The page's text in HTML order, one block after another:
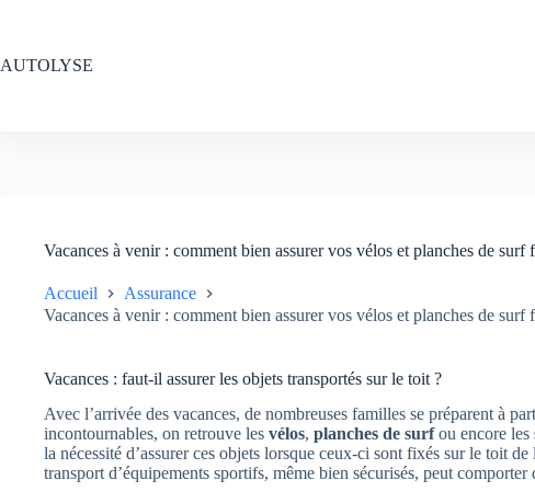
AUTOLYSE
Vacances à venir : comment bien assurer vos vélos et planches de
Accueil
Assurance
Vacances à venir : comment bien assurer vos vélos et planches de
Vacances : faut-il assurer les objets transportés sur le toit ?
Avec l’arrivée des vacances, de nombreuses familles se préparent à
incontournables, on retrouve les vélos, planches de surfou encore les
la nécessité d’assurer ces objets lorsque ceux-ci sont fixés sur le toit
transport d’équipements sportifs, même bien sécurisés, peut comporter